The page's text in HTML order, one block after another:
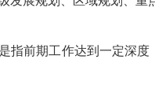
指前期工作达到一定深